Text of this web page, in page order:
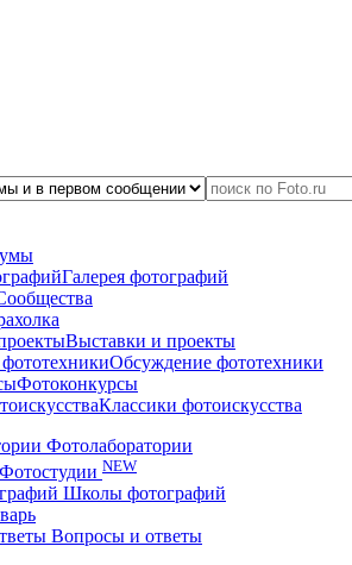
Галерея фотографий
Выставки и проекты
Обсуждение фототехники
Фотоконкурсы
Классики фотоискусства
Фотолаборатории
Фотостудии NEW
Школы фотографий
Вопросы и ответы